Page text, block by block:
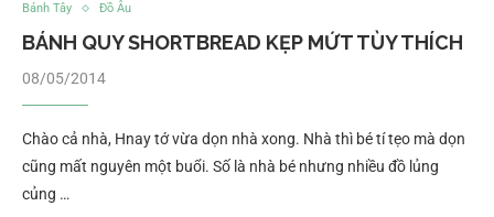
Bánh Tây Đồ Âu
BÁNH QUY SHORTBREAD KẸP MỨT TÙY THÍCH
08/05/2014
Chào cả nhà, Hnay tớ vừa dọn nhà xong. Nhà thì bé tí tẹo mà dọn
cũng mất nguyên một buổi. Số là nhà bé nhưng nhiều đồ lủng
củng …